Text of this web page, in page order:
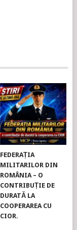
FEDERAȚIA
MILITARILOR DIN
ROMÂNIA – O
CONTRIBUȚIE DE
DURATĂ LA
COOPERAREA CU
CIOR.